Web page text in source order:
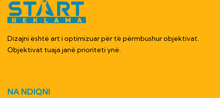
Dizajni është art i optimizuar për të përmbushur objektivat.
Objektivat tuaja janë prioriteti ynë.
NA NDIQNI